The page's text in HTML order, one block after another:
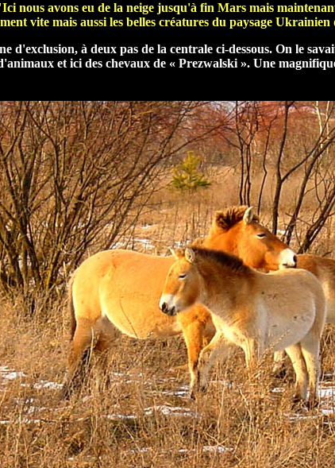
nous avons eu de la neige jusqu'à fin Mars mais
vite mais aussi les belles créatures du paysage
d'exclusion, à deux pas de la centrale ci-dessous. On le
et ici des chevaux de « Prezwalski ». Une